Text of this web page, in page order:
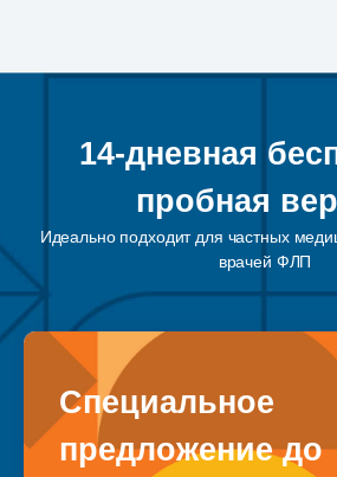
14-дневная
пробная
Идеально подходит для частных
врачей ФЛП
Специальное
предложение до